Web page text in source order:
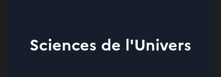
Sciences de l'Univers